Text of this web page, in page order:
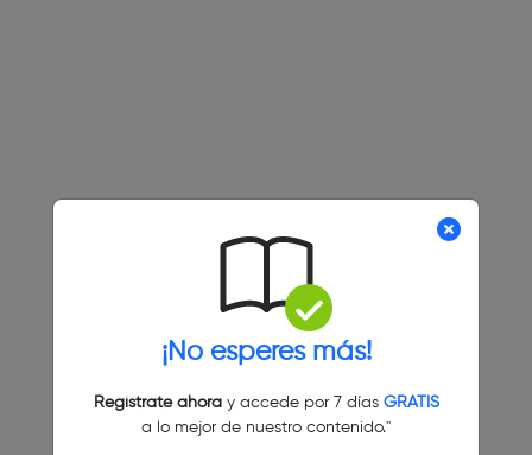
¡No esperes más!
Regístrate ahoray accede por 7 días GRATIS
a lo mejor de nuestro contenido."